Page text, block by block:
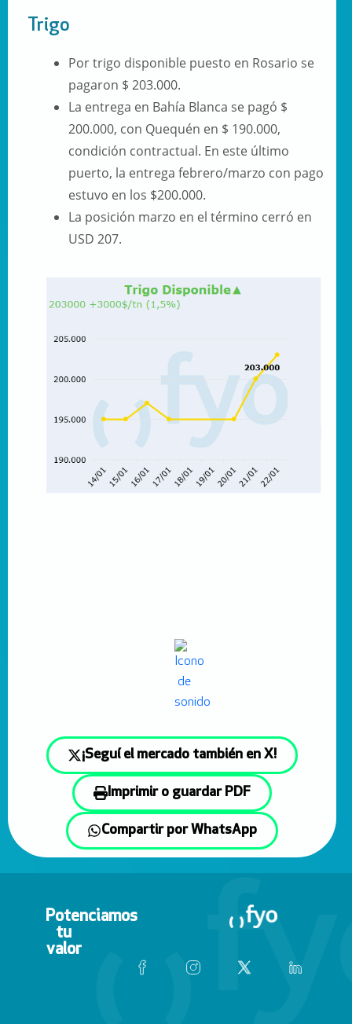
Trigo
Por trigo disponible puesto en Rosario se
pagaron $ 203.000.
La entrega en Bahía Blanca se pagó $
200.000, con Quequén en $ 190.000,
condición contractual. En este último
puerto, la entrega febrero/marzo con pago
estuvo en los $200.000.
La posición marzo en el término cerró en
USD 207.
¡Seguí el mercado también en X!
Imprimir o guardar PDF
Compartir por WhatsApp
Potenciamos
tu
valor